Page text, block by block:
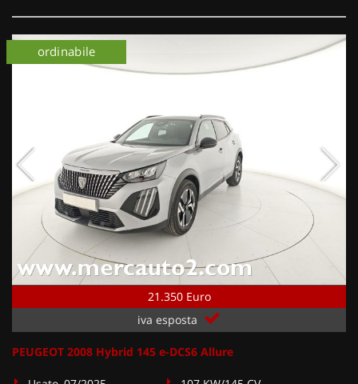
21.350 Euro
iva esposta
ordinabile
PEUGEOT 2008 Hybrid 145 e-DCS6 Allure